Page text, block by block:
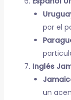
por el
Inglés
un